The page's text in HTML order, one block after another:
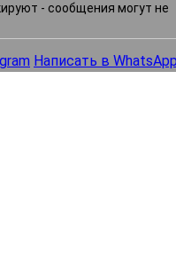
- сообщения могут не
Написать в